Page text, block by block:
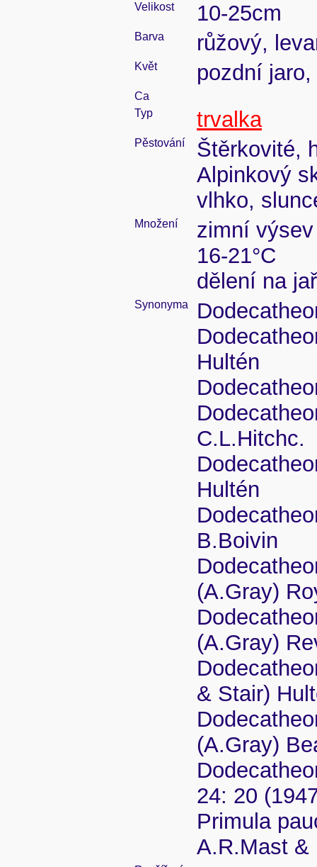
Velikost 10-25cm
Barva růžový,
Květ pozdní jaro,
Ca
Typ
trvalka
Pěstování
Štěrkovité,
Alpinkový
vlhko,
Množení
zimní
16-21°C
dělení na
Synonyma
Hultén
C.L.Hitchc.
Hultén
B.Boivin
(A.Gray)
(A.Gray)
& Stair)
(A.Gray)
24: 20
Primula
A.R.Mast &